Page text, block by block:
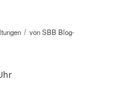
/ vonSBB Blog-